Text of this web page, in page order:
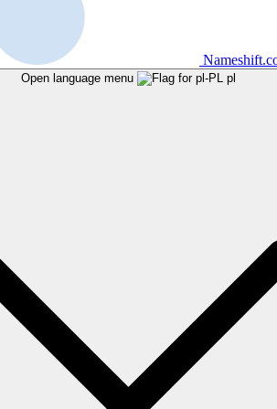
Open language menu pl